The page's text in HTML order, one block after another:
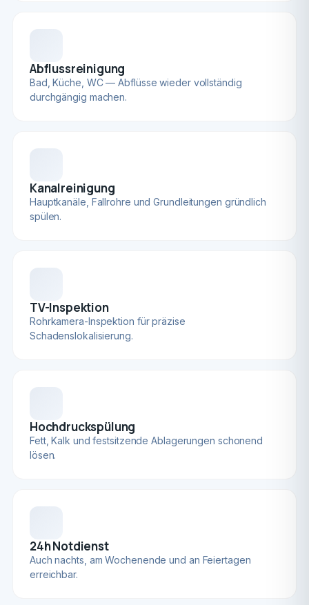
Abflussreinigung
Bad, Küche, WC — Abflüsse wieder vollständig
durchgängig machen.
Kanalreinigung
Hauptkanäle, Fallrohre und Grundleitungen gründlich
spülen.
TV-Inspektion
Rohrkamera-Inspektion für präzise
Schadenslokalisierung.
Hochdruckspülung
Fett, Kalk und festsitzende Ablagerungen schonend
lösen.
24h Notdienst
Auch nachts, am Wochenende und an Feiertagen
erreichbar.